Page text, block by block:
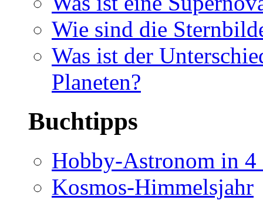
Wie sind die
Was ist der
Planeten?
Buchtipps
Hobby-Astronom in 4
Kosmos-Himmelsjahr